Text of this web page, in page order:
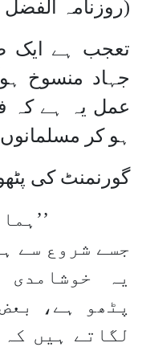
(روزنامہ الفضل قادیان 3
تعجب ہے ایک
جہاد منسوخ
عمل یہ ہے کہ
ہو کر
گورنمنٹ کی
’’ہماری
جسے شروع سے
یہ
پٹھو ہے،
لگاتے ہیں